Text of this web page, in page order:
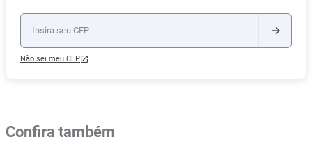
Não sei meu CEP
Confira também